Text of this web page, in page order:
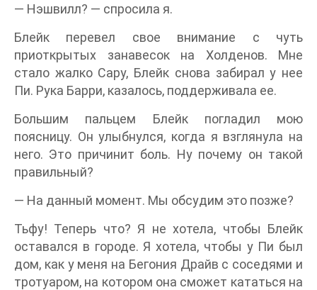
— Нэшвилл? — спросила я.
Блейк перевел свое внимание с чуть
приоткрытых занавесок на Холденов. Мне
стало жалко Сару, Блейк снова забирал у нее
Пи. Рука Барри, казалось, поддерживала ее.
Большим пальцем Блейк погладил мою
поясницу. Он улыбнулся, когда я взглянула на
него. Это причинит боль. Ну почему он такой
правильный?
— На данный момент. Мы обсудим это позже?
Тьфу! Теперь что? Я не хотела, чтобы Блейк
оставался в городе. Я хотела, чтобы у Пи был
дом, как у меня на Бегония Драйв с соседями и
тротуаром, на котором она сможет кататься на